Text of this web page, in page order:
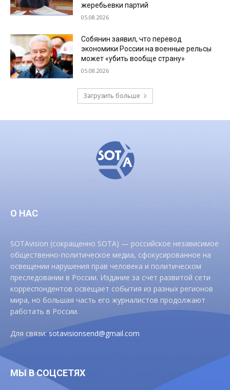
жеребьевки партий
05.08.2026
Собянин заявил, что перевод
экономики России на военные рельсы
может «убить вообще страну»
05.08.2026
Загрузить больше
О НАС
SOTAvision (сокращенно SOTA) — российское независимое
общественно-политическое медиа, сфокусированное на
освещении нарушения прав человека и политическом
преследовании в России. Издание за счет развитой сети
корреспондентов освещает события из разных регионов
мира, но большая часть его журналистов продолжают
работать в России.
Для связи:sotavisionsend@gmail.com
МЫ В СОЦСЕТЯХ